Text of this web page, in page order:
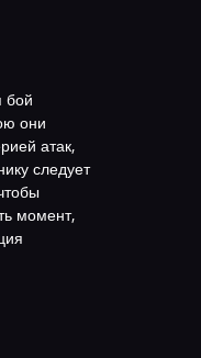
бой
они
атак,
следует
момент,